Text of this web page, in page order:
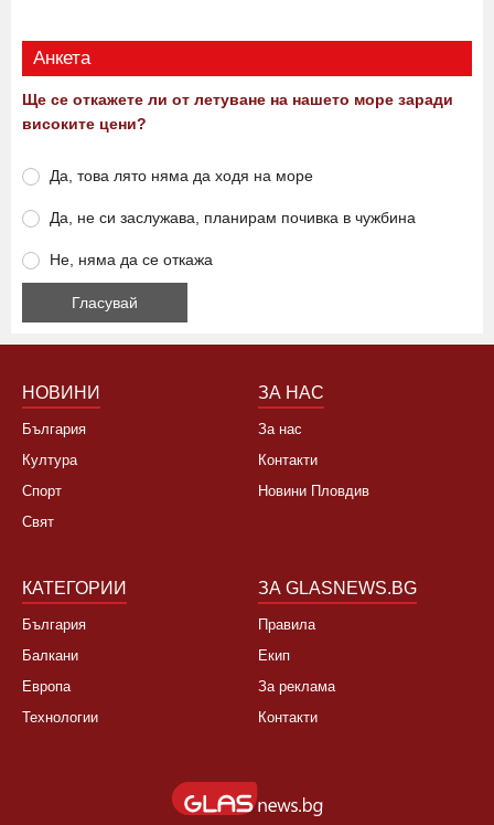
Анкета
Ще се откажете ли от летуване на нашето море заради
високите цени?
Да, това лято няма да ходя на море
Да, не си заслужава, планирам почивка в чужбина
Не, няма да се откажа
НОВИНИ
България
Култура
Спорт
Свят
ЗА НАС
За нас
Контакти
Новини Пловдив
КАТЕГОРИИ
България
Балкани
Европа
Технологии
ЗА GLASNEWS.BG
Правила
Екип
За реклама
Контакти